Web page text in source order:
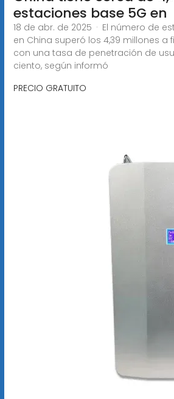
estaciones base 5G en
18 de abr. de 2025 · El número de
en China superó los 4,39 millones a
con una tasa de penetración de
ciento, según informó
PRECIO GRATUITO